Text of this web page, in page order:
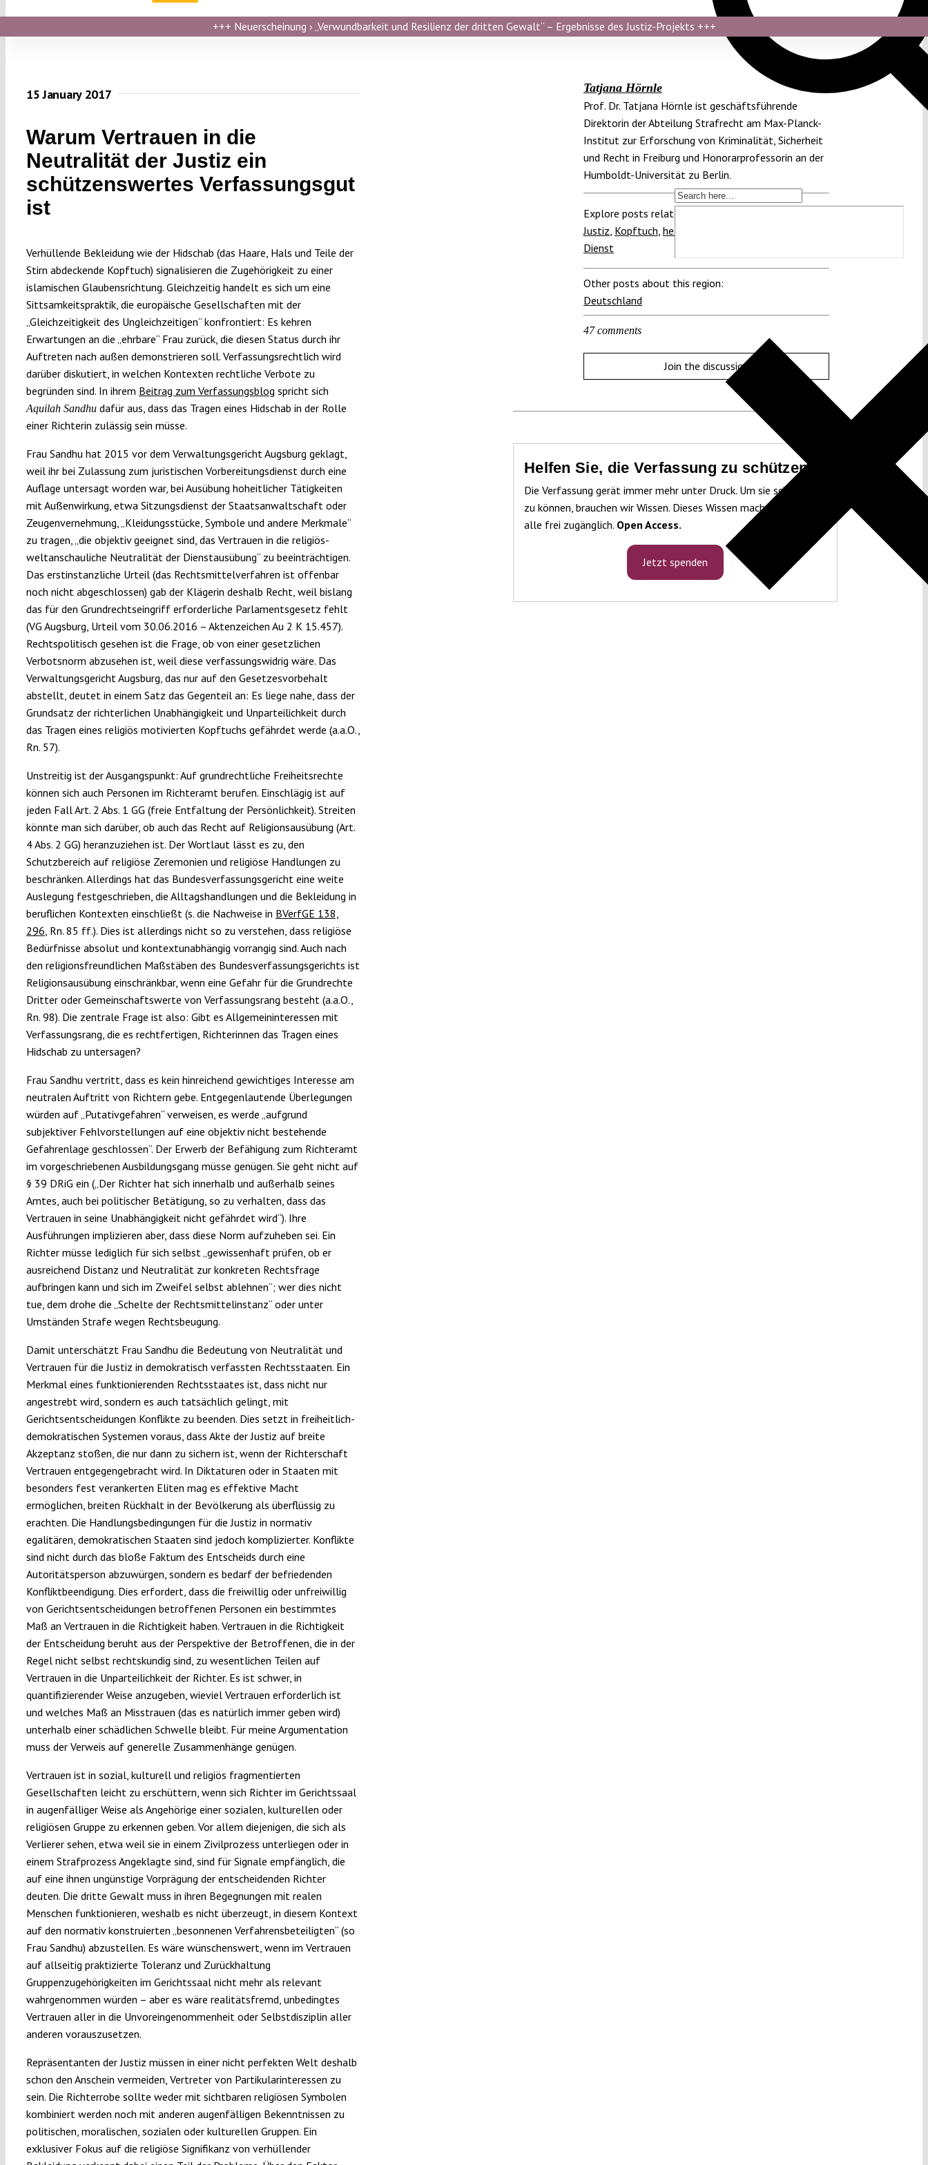
+++ Neuerscheinung › „Verwundbarkeit und Resilienz der dritten Gewalt“ – Ergebnisse des Justiz-Projekts +++
15 January 2017
Warum Vertrauen in die
Neutralität der Justiz ein
schützenswertes Verfassungsgut
ist
Verhüllende Bekleidung wie der Hidschab (das Haare, Hals und Teile der
Stirn abdeckende Kopftuch) signalisieren die Zugehörigkeit zu einer
islamischen Glaubensrichtung. Gleichzeitig handelt es sich um eine
Sittsamkeitspraktik, die europäische Gesellschaften mit der
„Gleichzeitigkeit des Ungleichzeitigen“ konfrontiert: Es kehren
Erwartungen an die „ehrbare“ Frau zurück, die diesen Status durch ihr
Auftreten nach außen demonstrieren soll. Verfassungsrechtlich wird
darüber diskutiert, in welchen Kontexten rechtliche Verbote zu
begründen sind. In ihrem Beitrag zum Verfassungsblog spricht sich
Aquilah Sandhudafür aus, dass das Tragen eines Hidschab in der Rolle
einer Richterin zulässig sein müsse.
Frau Sandhu hat 2015 vor dem Verwaltungsgericht Augsburg geklagt,
weil ihr bei Zulassung zum juristischen Vorbereitungsdienst durch eine
Auflage untersagt worden war, bei Ausübung hoheitlicher Tätigkeiten
mit Außenwirkung, etwa Sitzungsdienst der Staatsanwaltschaft oder
Zeugenvernehmung, „Kleidungsstücke, Symbole und andere Merkmale“
zu tragen, „die objektiv geeignet sind, das Vertrauen in die religiös-
weltanschauliche Neutralität der Dienstausübung“ zu beeinträchtigen.
Das erstinstanzliche Urteil (das Rechtsmittelverfahren ist offenbar
noch nicht abgeschlossen) gab der Klägerin deshalb Recht, weil bislang
das für den Grundrechtseingriff erforderliche Parlamentsgesetz fehlt
(VG Augsburg, Urteil vom 30.06.2016 – Aktenzeichen Au 2 K 15.457).
Rechtspolitisch gesehen ist die Frage, ob von einer gesetzlichen
Verbotsnorm abzusehen ist, weil diese verfassungswidrig wäre. Das
Verwaltungsgericht Augsburg, das nur auf den Gesetzesvorbehalt
abstellt, deutet in einem Satz das Gegenteil an: Es liege nahe, dass der
Grundsatz der richterlichen Unabhängigkeit und Unparteilichkeit durch
das Tragen eines religiös motivierten Kopftuchs gefährdet werde (a.a.O.,
Rn. 57).
Unstreitig ist der Ausgangspunkt: Auf grundrechtliche Freiheitsrechte
können sich auch Personen im Richteramt berufen. Einschlägig ist auf
jeden Fall Art. 2 Abs. 1 GG (freie Entfaltung der Persönlichkeit). Streiten
könnte man sich darüber, ob auch das Recht auf Religionsausübung (Art.
4 Abs. 2 GG) heranzuziehen ist. Der Wortlaut lässt es zu, den
Schutzbereich auf religiöse Zeremonien und religiöse Handlungen zu
beschränken. Allerdings hat das Bundesverfassungsgericht eine weite
Auslegung festgeschrieben, die Alltagshandlungen und die Bekleidung in
beruflichen Kontexten einschließt (s. die Nachweise in BVerfGE 138,
296 , Rn. 85 ff.). Dies ist allerdings nicht so zu verstehen, dass religiöse
Bedürfnisse absolut und kontextunabhängig vorrangig sind. Auch nach
den religionsfreundlichen Maßstäben des Bundesverfassungsgerichts ist
Religionsausübung einschränkbar, wenn eine Gefahr für die Grundrechte
Dritter oder Gemeinschaftswerte von Verfassungsrang besteht (a.a.O.,
Rn. 98). Die zentrale Frage ist also: Gibt es Allgemeininteressen mit
Verfassungsrang, die es rechtfertigen, Richterinnen das Tragen eines
Hidschab zu untersagen?
Frau Sandhu vertritt, dass es kein hinreichend gewichtiges Interesse am
neutralen Auftritt von Richtern gebe. Entgegenlautende Überlegungen
würden auf „Putativgefahren“ verweisen, es werde „aufgrund
subjektiver Fehlvorstellungen auf eine objektiv nicht bestehende
Gefahrenlage geschlossen“. Der Erwerb der Befähigung zum Richteramt
im vorgeschriebenen Ausbildungsgang müsse genügen. Sie geht nicht auf
§ 39 DRiG ein („Der Richter hat sich innerhalb und außerhalb seines
Amtes, auch bei politischer Betätigung, so zu verhalten, dass das
Vertrauen in seine Unabhängigkeit nicht gefährdet wird“). Ihre
Ausführungen implizieren aber, dass diese Norm aufzuheben sei. Ein
Richter müsse lediglich für sich selbst „gewissenhaft prüfen, ob er
ausreichend Distanz und Neutralität zur konkreten Rechtsfrage
aufbringen kann und sich im Zweifel selbst ablehnen“; wer dies nicht
tue, dem drohe die „Schelte der Rechtsmittelinstanz“ oder unter
Umständen Strafe wegen Rechtsbeugung.
Damit unterschätzt Frau Sandhu die Bedeutung von Neutralität und
Vertrauen für die Justiz in demokratisch verfassten Rechtsstaaten. Ein
Merkmal eines funktionierenden Rechtsstaates ist, dass nicht nur
angestrebt wird, sondern es auch tatsächlich gelingt, mit
Gerichtsentscheidungen Konflikte zu beenden. Dies setzt in freiheitlich-
demokratischen Systemen voraus, dass Akte der Justiz auf breite
Akzeptanz stoßen, die nur dann zu sichern ist, wenn der Richterschaft
Vertrauen entgegengebracht wird. In Diktaturen oder in Staaten mit
besonders fest verankerten Eliten mag es effektive Macht
ermöglichen, breiten Rückhalt in der Bevölkerung als überflüssig zu
erachten. Die Handlungsbedingungen für die Justiz in normativ
egalitären, demokratischen Staaten sind jedoch komplizierter. Konflikte
sind nicht durch das bloße Faktum des Entscheids durch eine
Autoritätsperson abzuwürgen, sondern es bedarf der befriedenden
Konfliktbeendigung. Dies erfordert, dass die freiwillig oder unfreiwillig
von Gerichtsentscheidungen betroffenen Personen ein bestimmtes
Maß an Vertrauen in die Richtigkeit haben. Vertrauen in die Richtigkeit
der Entscheidung beruht aus der Perspektive der Betroffenen, die in der
Regel nicht selbst rechtskundig sind, zu wesentlichen Teilen auf
Vertrauen in die Unparteilichkeit der Richter. Es ist schwer, in
quantifizierender Weise anzugeben, wieviel Vertrauen erforderlich ist
und welches Maß an Misstrauen (das es natürlich immer geben wird)
unterhalb einer schädlichen Schwelle bleibt. Für meine Argumentation
muss der Verweis auf generelle Zusammenhänge genügen.
Vertrauen ist in sozial, kulturell und religiös fragmentierten
Gesellschaften leicht zu erschüttern, wenn sich Richter im Gerichtssaal
in augenfälliger Weise als Angehörige einer sozialen, kulturellen oder
religiösen Gruppe zu erkennen geben. Vor allem diejenigen, die sich als
Verlierer sehen, etwa weil sie in einem Zivilprozess unterliegen oder in
einem Strafprozess Angeklagte sind, sind für Signale empfänglich, die
auf eine ihnen ungünstige Vorprägung der entscheidenden Richter
deuten. Die dritte Gewalt muss in ihren Begegnungen mit realen
Menschen funktionieren, weshalb es nicht überzeugt, in diesem Kontext
auf den normativ konstruierten „besonnenen Verfahrensbeteiligten“ (so
Frau Sandhu) abzustellen. Es wäre wünschenswert, wenn im Vertrauen
auf allseitig praktizierte Toleranz und Zurückhaltung
Gruppenzugehörigkeiten im Gerichtssaal nicht mehr als relevant
wahrgenommen würden – aber es wäre realitätsfremd, unbedingtes
Vertrauen aller in die Unvoreingenommenheit oder Selbstdisziplin aller
anderen vorauszusetzen.
Repräsentanten der Justiz müssen in einer nicht perfekten Welt deshalb
schon den Anschein vermeiden, Vertreter von Partikularinteressen zu
sein. Die Richterrobe sollte weder mit sichtbaren religiösen Symbolen
kombiniert werden noch mit anderen augenfälligen Bekenntnissen zu
politischen, moralischen, sozialen oder kulturellen Gruppen. Ein
exklusiver Fokus auf die religiöse Signifikanz von verhüllender
Tatjana Hörnle
Prof. Dr. Tatjana Hörnle ist geschäftsführende
Direktorin der Abteilung Strafrecht am Max-Planck-
Institut zur Erforschung von Kriminalität, Sicherheit
und Recht in Freiburg und Honorarprofessorin an der
Humboldt-Universität zu Berlin.
Explore posts related to this:
Justiz, Kopftuch, head scarf ban
Dienst
Other posts about this region:
Deutschland
47 comments
Join the discussion
Helfen Sie, die Verfassung zu schützen!
Die Verfassung gerät immer mehr unter Druck. Um sie schützen
zu können, brauchen wir Wissen. Dieses Wissen machen wir für
alle frei zugänglich. Open Access.
Jetzt spenden